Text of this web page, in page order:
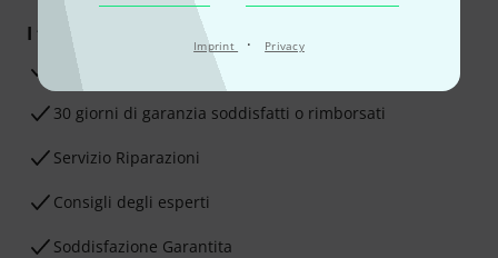
Imprint · Privacy
I tuoi vantaggi
3 anni di garanzia Thomann
30 giorni di garanzia soddisfatti o rimborsati
Servizio Riparazioni
Consigli degli esperti
Soddisfazione Garantita